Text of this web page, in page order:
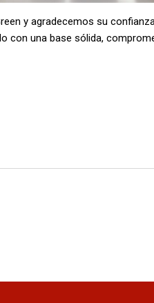
y agradecemos su
con una base sólida,